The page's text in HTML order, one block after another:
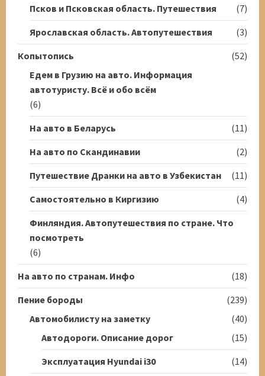
Псков и Псковская область. Путешествия
(7)
Ярославская область. Автопутешествия
(3)
Копытопись
(52)
Едем в Грузию на авто. Информация
автотуристу. Всё и обо всём
(6)
На авто в Беларусь
(11)
На авто по Скандинавии
(2)
Путешествие Дранки на авто в Узбекистан
(11)
Самостоятельно в Киргизию
(4)
Финляндия. Автопутешествия по стране. Что
посмотреть
(6)
На авто по странам. Инфо
(18)
Пение бороды
(239)
Автомобилисту на заметку
(40)
Автодороги. Описание дорог
(15)
Эксплуатация Hyundai i30
(14)